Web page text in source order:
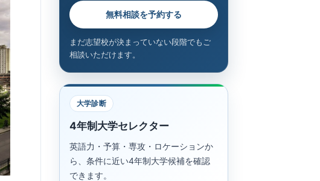
無料相談を予約する
まだ志望校が決まっていない段階でもご
相談いただけます。
大学診断
4年制大学セレクター
英語力・予算・専攻・ロケーションか
ら、条件に近い4年制大学候補を確認
できます。